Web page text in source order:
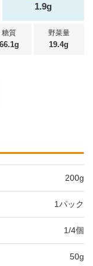
1.9g
糖質
66.1g
野菜量
19.4g
200g
1パック
1/4個
50g